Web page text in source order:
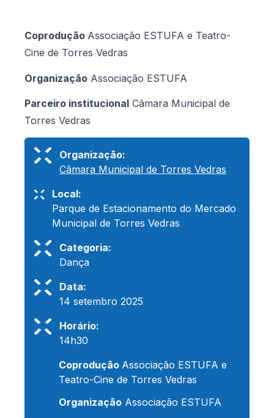
Coprodução Associação ESTUFA e Teatro-
Cine de Torres Vedras
Organização Associação ESTUFA
Parceiro institucional Câmara Municipal de
Torres Vedras
Organização:
Câmara Municipal de Torres Vedras
Local:
Parque de Estacionamento do Mercado
Municipal de Torres Vedras
Categoria:
Dança
Data:
14 setembro 2025
Horário:
14h30
Coprodução Associação ESTUFA e
Teatro-Cine de Torres Vedras
Organização Associação ESTUFA